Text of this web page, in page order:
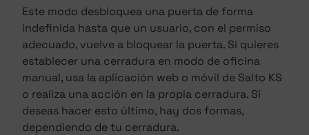
Este modo desbloquea una puerta de forma
indefinida hasta que un usuario, con el permiso
adecuado, vuelve a bloquear la puerta. Si quieres
establecer una cerradura en modo de oficina
manual, usa la aplicación web o móvil de Salto KS
o realiza una acción en la propia cerradura. Si
deseas hacer esto último, hay dos formas,
dependiendo de tu cerradura.